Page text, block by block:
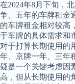
在2024年8月下旬，
争。五年的车牌租金
的车牌租金相对较高
于车牌的具体需求和
对于打算长期使用的
年、京牌一年、三年
疑是一个关键考虑因
高，但从长期使用的